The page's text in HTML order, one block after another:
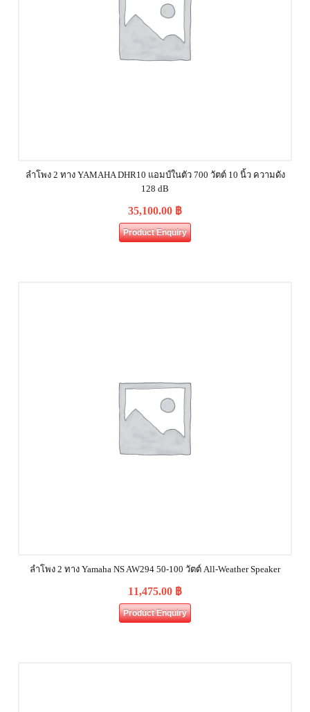
ลำโพง 2 ทาง YAMAHA DHR10 แอมป์ในตัว 700 วัตต์ 10 นิ้ว ความดัง
128 dB
35,100.00 ฿
Product Enquiry
ลำโพง 2 ทาง Yamaha NS AW294 50-100 วัตต์ All-Weather Speaker
11,475.00 ฿
Product Enquiry